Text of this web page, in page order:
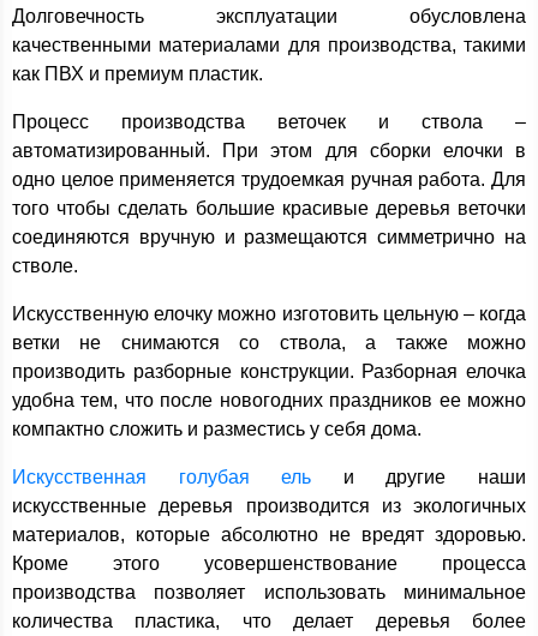
Долговечность эксплуатации обусловлена
качественными материалами для производства, такими
как ПВХ и премиум пластик.
Процесс производства веточек и ствола –
автоматизированный. При этом для сборки елочки в
одно целое применяется трудоемкая ручная работа. Для
того чтобы сделать большие красивые деревья веточки
соединяются вручную и размещаются симметрично на
стволе.
Искусственную елочку можно изготовить цельную – когда
ветки не снимаются со ствола, а также можно
производить разборные конструкции. Разборная елочка
удобна тем, что после новогодних праздников ее можно
компактно сложить и разместись у себя дома.
Искусственная голубая ель и другие наши
искусственные деревья производится из экологичных
материалов, которые абсолютно не вредят здоровью.
Кроме этого усовершенствование процесса
производства позволяет использовать минимальное
количества пластика, что делает деревья более